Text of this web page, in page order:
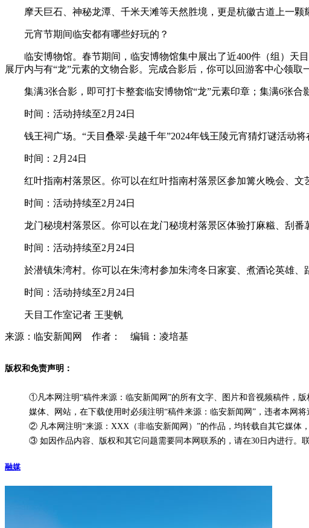
摩天巨石、神秘龙潭、千米天滩等天然胜境，更是杭徽古道上一颗
元宵节期间临安都有哪些好玩的？
临安博物馆。春节期间，临安博物馆集中展出了近400件（组）天
展厅内与有“龙”元素的文物合影。完成合影后，你可以回游客中心领取
集满3张合影，即可打卡整套临安博物馆“龙”元素印章；集满6张
时间：活动持续至2月24日
钱王祠广场。“天目叠翠·吴越千年”2024年钱王陵元宵猜灯谜活动
时间：2月24日
红叶指南村落景区。你可以在红叶指南村落景区参加篝火晚会、
时间：活动持续至2月24日
龙门秘境村落景区。你可以在龙门秘境村落景区体验打麻糍、刮番
时间：活动持续至2月24日
於潜镇朱湾村。你可以在朱湾村参加朱湾冬日家宴、煮酒论英雄
时间：活动持续至2月24日
天目工作室记者 王斐帆
来源：临安新闻网 作者： 编辑：凌培基
版权和免责声明：
①凡本网注明“稿件来源：临安新闻网”的所有文字、图片和音视频稿件，
媒体、网站，在下载使用时必须注明“稿件来源：临安新闻网”，违者本网将
② 凡本网注明“来源：XXX（非临安新闻网）”的作品，均转载自其它媒体
③ 如因作品内容、版权和其它问题需要同本网联系的，请在30日内进行。联
融媒